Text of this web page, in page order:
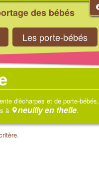
des bébés
Les porte-bébés
d'écharpes et de porte-bébés,
à
neuilly en thelle.